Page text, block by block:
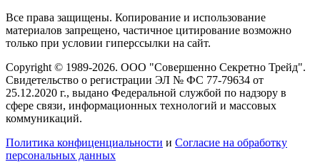
Все права защищены. Копирование и использование
материалов запрещено, частичное цитирование возможно
только при условии гиперссылки на сайт.
Copyright © 1989-2026. ООО "Совершенно Секретно Трейд".
Свидетельство о регистрации ЭЛ № ФС 77-79634 от
25.12.2020 г., выдано Федеральной службой по надзору в
сфере связи, информационных технологий и массовых
коммуникаций.
Политика конфиценциальности и Согласие на обработку
персональных данных